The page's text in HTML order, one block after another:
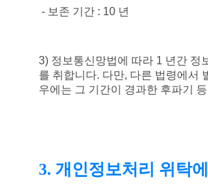
- 보존 기간 : 10 년
3) 정보통신망법에 따라 1 년간 정
를 취합니다. 다만, 다른 법령에서
우에는 그 기간이 경과한 후파기
3. 개인정보처리 위탁